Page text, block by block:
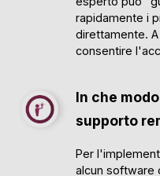
rapidamente i
direttamente.
consentire
In che
supporto
Per
alcun software